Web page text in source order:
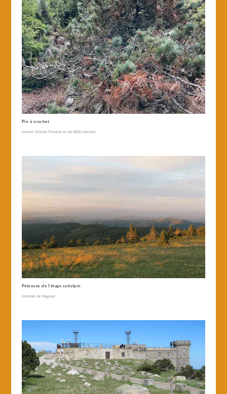
Pin à crochet
Sentier Charles Flahault et les 4000 marches
Pelouses de l’étage subalpin
Sommet de l’Aigoual